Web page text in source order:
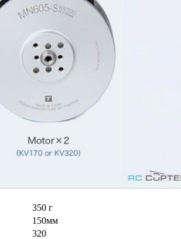
350 г
150мм
320